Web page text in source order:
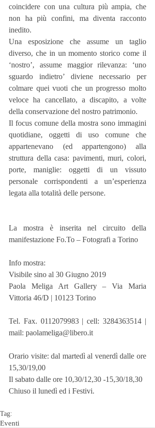
coincidere con una cultura più ampia, che
non ha più confini, ma diventa racconto
inedito.
Una esposizione che assume un taglio
diverso, che in un momento storico come il
‘nostro’, assume maggior rilevanza: ‘uno
sguardo indietro’ diviene necessario per
colmare quei vuoti che un progresso molto
veloce ha cancellato, a discapito, a volte
della conservazione del nostro patrimonio.
Il focus comune della mostra sono immagini
quotidiane, oggetti di uso comune che
appartenevano (ed appartengono) alla
struttura della casa: pavimenti, muri, colori,
porte, maniglie: oggetti di un vissuto
personale corrispondenti a un’esperienza
legata alla totalità delle persone.
La mostra è inserita nel circuito della
manifestazione Fo.To – Fotografi a Torino
Info mostra:
Visibile sino al 30 Giugno 2019
Paola Meliga Art Gallery – Via Maria
Vittoria 46/D | 10123 Torino
Tel. Fax. 0112079983 | cell: 3284363514 |
mail: paolameliga@libero.it
Orario visite: dal martedì al venerdì dalle ore
15,30/19,00
Il sabato dalle ore 10,30/12,30 -15,30/18,30
Chiuso il lunedì ed i Festivi.
Tag:
Eventi